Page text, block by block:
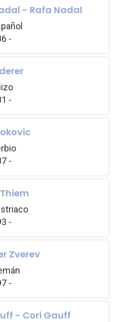
- Rafa Nadal
-
-
-
-
Zverev
-
- Cori Gauff